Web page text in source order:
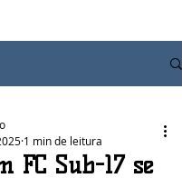
FC Sub-17 se
1 min de leitura